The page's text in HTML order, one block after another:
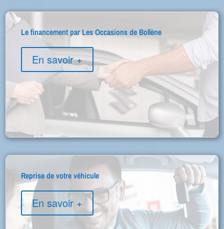
Le financement par Les Occasions de Bollène
En savoir +
Reprise de votre véhicule
En savoir +